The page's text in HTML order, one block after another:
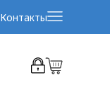
Контакты